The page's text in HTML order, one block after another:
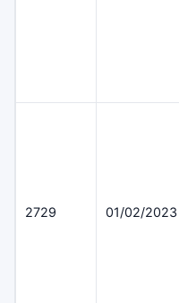
2729 01/02/2023